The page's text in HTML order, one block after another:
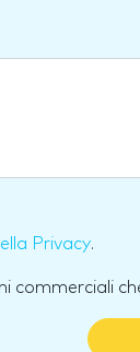
Privacy.
commerciali